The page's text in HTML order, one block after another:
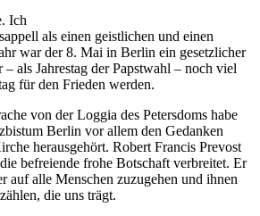
Ich
als einen geistlichen und einen
war der 8. Mai in Berlin ein gesetzlicher
als Jahrestag der Papstwahl – noch viel
für den Frieden werden.
von der Loggia des Petersdoms habe
Berlin vor allem den Gedanken
herausgehört. Robert Francis Prevost
befreiende frohe Botschaft verbreitet. Er
auf alle Menschen zuzugehen und ihnen
die uns trägt.